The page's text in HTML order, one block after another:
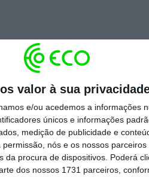
valor à sua
e/ou acedemos a informações
únicos e informações
medição de publicidade e
permissão, nós e os nossos
da procura de dispositivos. Poderá
dos nossos 1731 parceiros,
conteúdo. Não é a
desta lei, que em termos
já estão consagrados na
que na ordem jurídica
são plenamente
isente o ciberespaço dos